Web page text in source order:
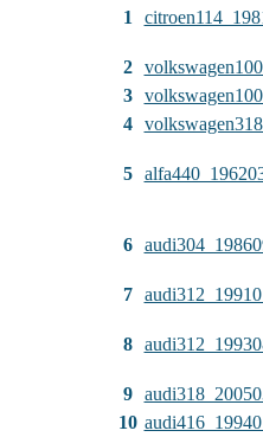
1
2
3
4
5
6
7
8
9
10